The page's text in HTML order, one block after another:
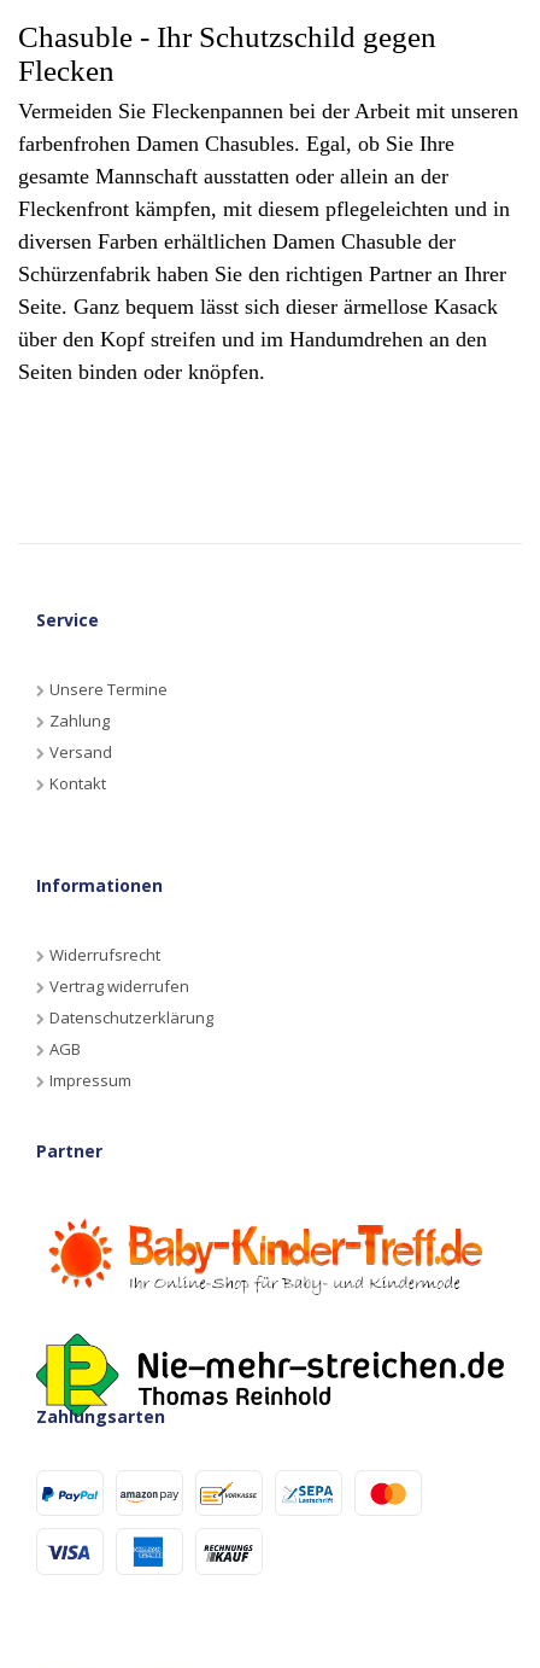
Chasuble - Ihr Schutzschild gegen
Flecken
Vermeiden Sie Fleckenpannen bei der Arbeit mit unseren
farbenfrohen Damen Chasubles. Egal, ob Sie Ihre
gesamte Mannschaft ausstatten oder allein an der
Fleckenfront kämpfen, mit diesem pflegeleichten und in
diversen Farben erhältlichen Damen Chasuble der
Schürzenfabrik haben Sie den richtigen Partner an Ihrer
Seite. Ganz bequem lässt sich dieser ärmellose Kasack
über den Kopf streifen und im Handumdrehen an den
Seiten binden oder knöpfen.
Service
Unsere Termine
Zahlung
Versand
Kontakt
Informationen
Widerrufsrecht
Vertrag widerrufen
Datenschutzerklärung
AGB
Impressum
Partner
Zahlungsarten